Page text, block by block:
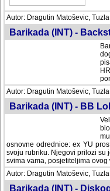
Autor: Dragutin Matoševic, Tuzla,
Barikada (INT) -
Autor: Dragutin Matoševic, Tuzla,
Barikada (INT) - BB
odrednice: ex YU prostor,
Njegovi prilozi su jedan od
posjetiteljima ovog web portala.
Autor: Dragutin Matoševic, Tuzla,
Barikada (INT) -